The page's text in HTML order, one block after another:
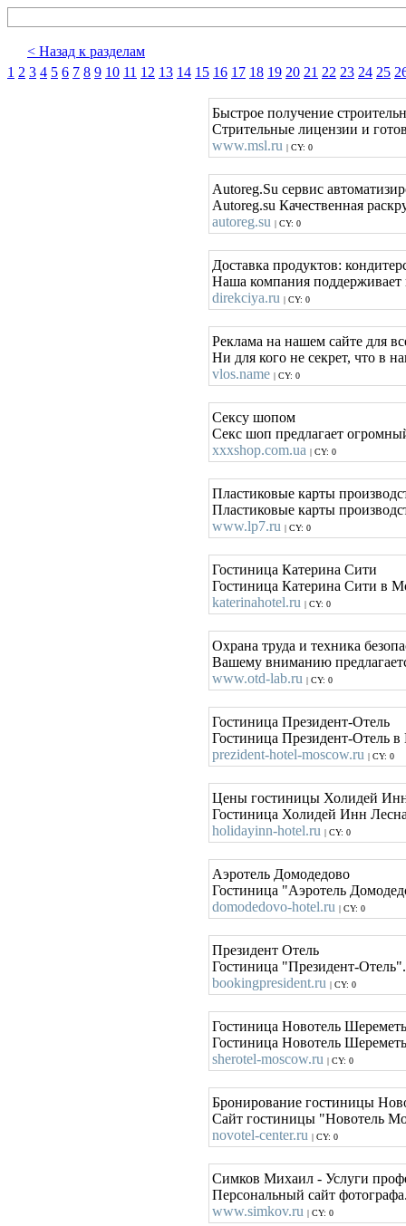
< Назад к разделам
1 2 3 4 5 6 7 8 9 10 11 12 13 14 15 16 17 18 19 20 21 22 23 24 25
Быстрое получение
Стрительные лицензии и
www.msl.ru | CY: 0
Autoreg.Su сервис
Autoreg.su Качественная
autoreg.su | CY: 0
Доставка продуктов:
Наша компания поддерживает
direkciya.ru | CY: 0
Реклама на нашем сайте для
Ни для кого не секрет, что в
vlos.name | CY: 0
Сексу шопом
Секс шоп предлагает
xxxshop.com.ua | CY: 0
Пластиковые карты
Пластиковые карты
www.lp7.ru | CY: 0
Гостиница Катерина Сити
Гостиница Катерина Сити в
katerinahotel.ru | CY: 0
Охрана труда и техника
Вашему вниманию
www.otd-lab.ru | CY: 0
Гостиница Президент-Отель
Гостиница Президент-Отель
prezident-hotel-moscow.ru | CY: 0
Цены гостиницы Холидей
Гостиница Холидей Инн
holidayinn-hotel.ru | CY: 0
Аэротель Домодедово
Гостиница "Аэротель
domodedovo-hotel.ru | CY: 0
Президент Отель
Гостиница "Президент-
bookingpresident.ru | CY: 0
Гостиница Новотель
Гостиница Новотель
sherotel-moscow.ru | CY: 0
Бронирование гостиницы
Сайт гостиницы "Новотель
novotel-center.ru | CY: 0
Симков Михаил - Услуги
Персональный сайт
www.simkov.ru | CY: 0